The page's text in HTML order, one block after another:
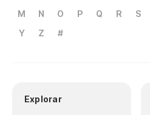
M
N O P Q R S
Y
Z #
Explorar